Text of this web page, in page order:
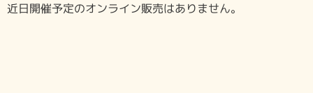
近日開催予定のオンライン販売はありません。